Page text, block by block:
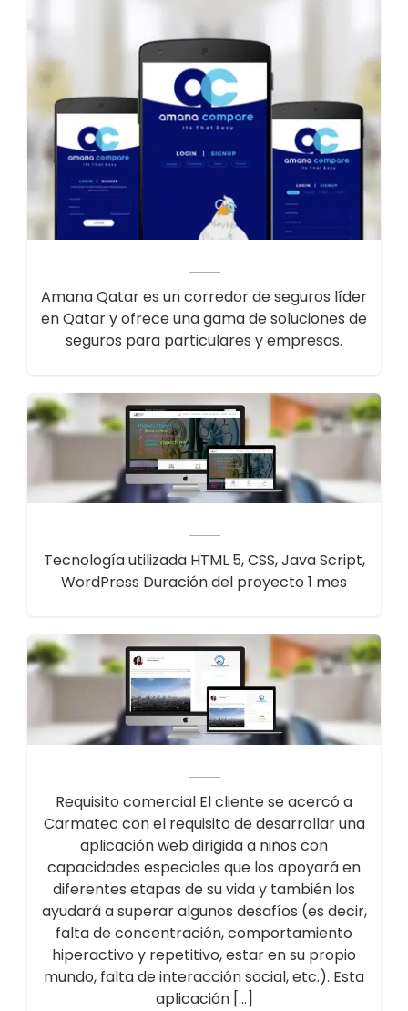
Amana Qatar es un corredor de seguros líder
en Qatar y ofrece una gama de soluciones de
seguros para particulares y empresas.
Tecnología utilizada HTML 5, CSS, Java Script,
WordPress Duración del proyecto 1 mes
Requisito comercial El cliente se acercó a
Carmatec con el requisito de desarrollar una
aplicación web dirigida a niños con
capacidades especiales que los apoyará en
diferentes etapas de su vida y también los
ayudará a superar algunos desafíos (es decir,
falta de concentración, comportamiento
hiperactivo y repetitivo, estar en su propio
mundo, falta de interacción social, etc.). Esta
aplicación […]